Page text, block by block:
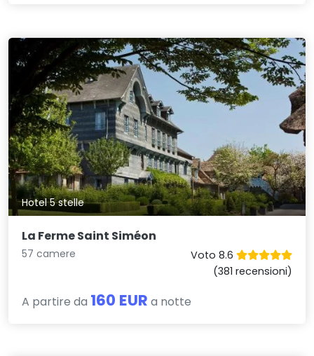
Hotel 5 stelle
La Ferme Saint Siméon
57 camere
Voto 8.6
(381 recensioni)
A partire da 160 EUR a notte